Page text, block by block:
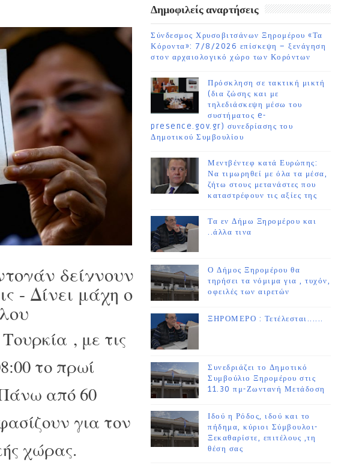
δείχνουν
- Δίνει μάχη ο
, με τις
το πρωί
από 60
για τον
χώρας.
Δημοφιλείς αναρτήσεις
Σύνδεσμος Χρυσοβιτσάνων Ξηρομέρου «Τα
Κόροντα»: 7/8/2026 επίσκεψη – ξενάγηση
στον αρχαιολογικό χώρο των Κορόντων
Πρόσκληση σε τακτική μικτή
(δια ζώσης και με
τηλεδιάσκεψη μέσω του
συστήματος e-
presence.gov.gr) συνεδρίασης του
Δημοτικού Συμβουλίου
Μεντβέντεφ κατά Ευρώπης:
Να τιμωρηθεί με όλα τα μέσα,
ζήτω στους μετανάστες που
καταστρέφουν τις αξίες της
Τα εν Δήμω Ξηρομέρου και
..άλλα τινα
Ο Δήμος Ξηρομέρου θα
τηρήσει τα νόμιμα για , τυχόν,
οφειλές των αιρετών
ΞΗΡΟΜΕΡΟ : Τετέλεσται......
Συνεδριάζει το Δημοτικό
Συμβούλιο Ξηρομέρου στις
11.30 πμ-Ζωντανή Μετάδοση
Ιδού η Ρόδος, ιδού και το
πήδημα, κύριοι Σύμβουλοι-
Ξεκαθαρίστε, επιτέλους ,τη
θέση σας